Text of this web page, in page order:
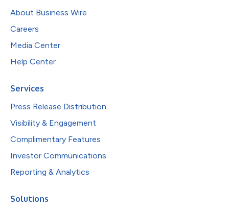
About Business Wire
Careers
Media Center
Help Center
Services
Press Release Distribution
Visibility & Engagement
Complimentary Features
Investor Communications
Reporting & Analytics
Solutions